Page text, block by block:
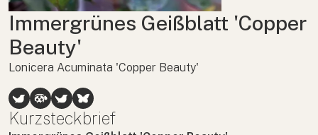
Immergrünes Geißblatt 'Copper
Beauty'
Lonicera Acuminata 'Copper Beauty'
Kurzsteckbrief